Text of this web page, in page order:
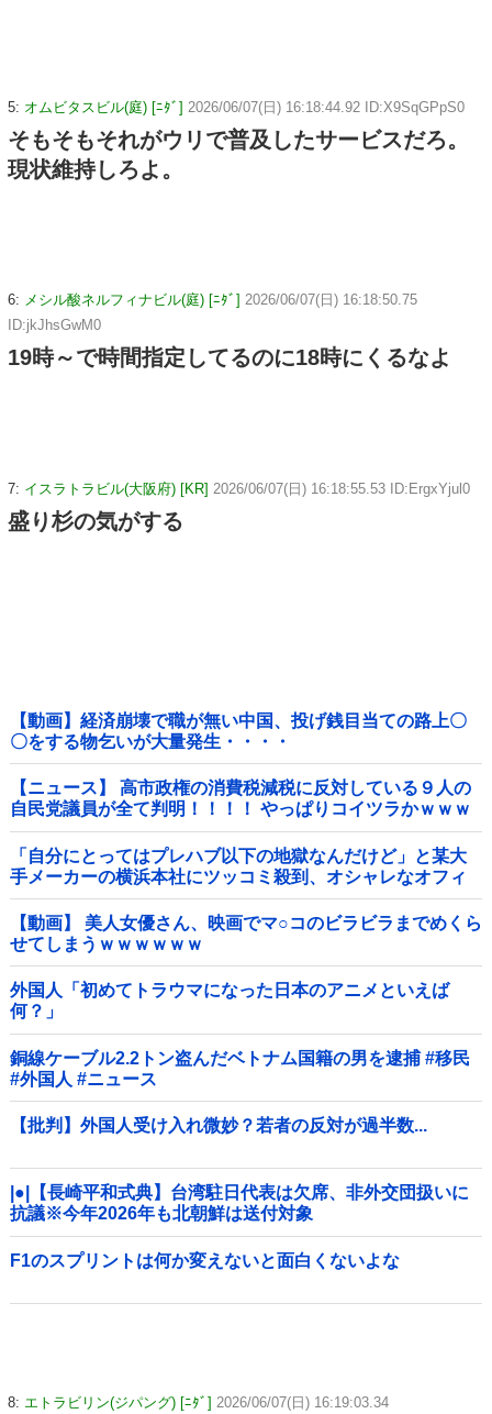
5: オムビタスビル(庭) [ﾆﾀﾞ] 2026/06/07(日) 16:18:44.92 ID:X9SqGPpS0
そもそもそれがウリで普及したサービスだろ。
現状維持しろよ。
6: メシル酸ネルフィナビル(庭) [ﾆﾀﾞ] 2026/06/07(日) 16:18:50.75
ID:jkJhsGwM0
19時～で時間指定してるのに18時にくるなよ
7: イスラトラビル(大阪府) [KR] 2026/06/07(日) 16:18:55.53 ID:ErgxYjul0
盛り杉の気がする
【動画】経済崩壊で職が無い中国、投げ銭目当ての路上〇
〇をする物乞いが大量発生・・・・
【ニュース】 高市政権の消費税減税に反対している９人の
自民党議員が全て判明！！！！ やっぱりコイツラかｗｗｗ
ｗｗ
「自分にとってはプレハブ以下の地獄なんだけど」と某大
手メーカーの横浜本社にツッコミ殺到、オシャレなオフィ
スに特化してしまった結果……他
【動画】 美人女優さん、映画でマ○コのビラビラまでめくら
せてしまうｗｗｗｗｗｗ
外国人「初めてトラウマになった日本のアニメといえば
何？」
銅線ケーブル2.2トン盗んだベトナム国籍の男を逮捕 #移民
#外国人 #ニュース
【批判】外国人受け入れ微妙？若者の反対が過半数...
|●|【長崎平和式典】台湾駐日代表は欠席、非外交団扱いに
抗議※今年2026年も北朝鮮は送付対象
F1のスプリントは何か変えないと面白くないよな
8: エトラビリン(ジパング) [ﾆﾀﾞ] 2026/06/07(日) 16:19:03.34